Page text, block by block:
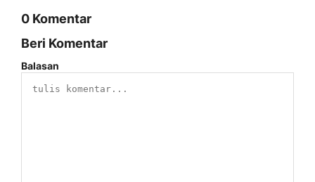
0 Komentar
Beri Komentar
Balasan